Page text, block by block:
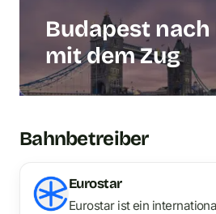
Budapest nach
mit dem Zug
Bahnbetreiber
Eurostar
Eurostar ist ein